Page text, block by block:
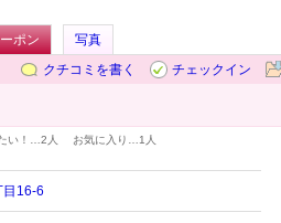
ポン
写真
クチコミを書く
チェックイン
い！… 2人 お気に入り… 1人
目16-6